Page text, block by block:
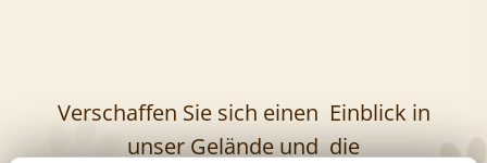
Verschaffen Sie sich einen Einblick in
unser Gelände unddie